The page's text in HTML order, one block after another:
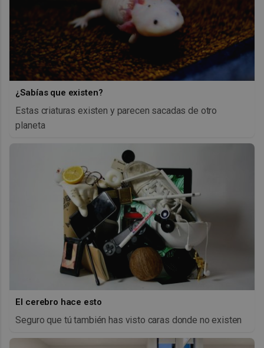
¿Sabías que existen?
Estas criaturas existen y parecen sacadas de otro
planeta
El cerebro hace esto
Seguro que tú también has visto caras donde no existen